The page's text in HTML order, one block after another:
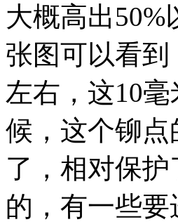
大概高出
张图可以看
左右，这10
候，这个铆
了，相对保
的，有一些